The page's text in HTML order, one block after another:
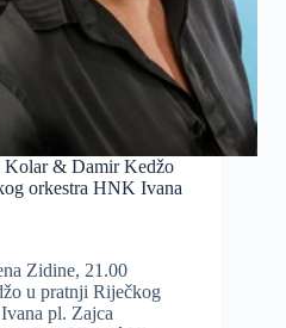
Kolar & Damir Kedžo
orkestra HNK Ivana
Zidine, 21.00
u pratnji Riječkog
pl. Zajca